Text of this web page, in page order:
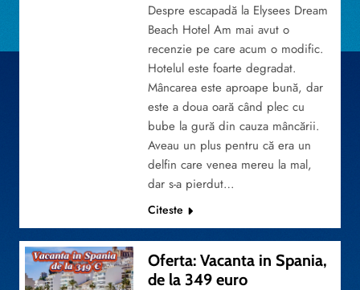
Despre escapadă la Elysees Dream
Beach Hotel Am mai avut o
recenzie pe care acum o modific.
Hotelul este foarte degradat.
Mâncarea este aproape bună, dar
este a doua oară când plec cu
bube la gură din cauza mâncării.
Aveau un plus pentru că era un
delfin care venea mereu la mal,
dar s-a pierdut…
Citeste
Oferta: Vacanta in Spania,
de la 349 euro